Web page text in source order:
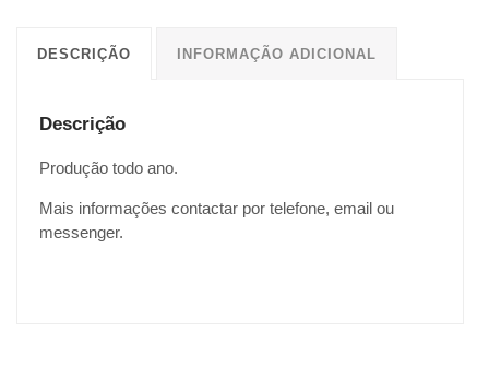
DESCRIÇÃO INFORMAÇÃO ADICIONAL
Descrição
Produção todo ano.
Mais informações contactar por telefone, email ou
messenger.